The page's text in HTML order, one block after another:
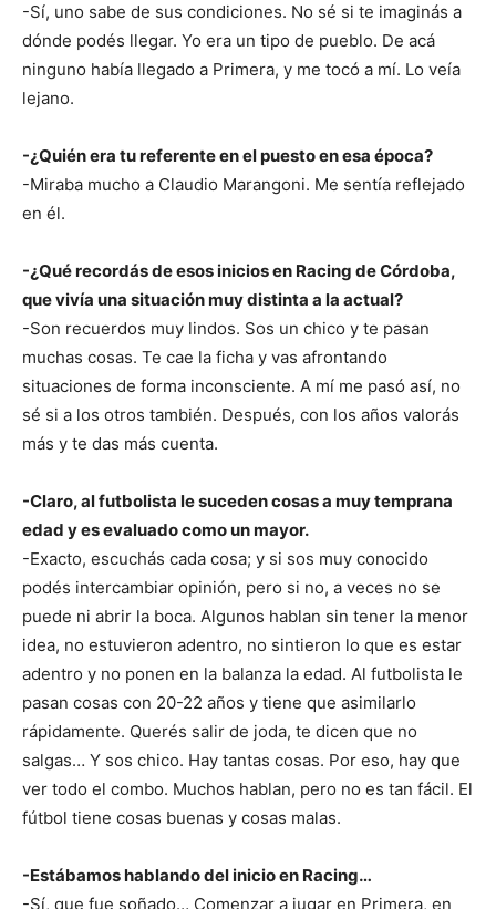
-Sí, uno sabe de sus condiciones. No sé si te imaginás a
dónde podés llegar. Yo era un tipo de pueblo. De acá
ninguno había llegado a Primera, y me tocó a mí. Lo veía
lejano.
-¿Quién era tu referente en el puesto en esa época?
-Miraba mucho a Claudio Marangoni. Me sentía reflejado
en él.
-¿Qué recordás de esos inicios en Racing de Córdoba,
que vivía una situación muy distinta a la actual?
-Son recuerdos muy lindos. Sos un chico y te pasan
muchas cosas. Te cae la ficha y vas afrontando
situaciones de forma inconsciente. A mí me pasó así, no
sé si a los otros también. Después, con los años valorás
más y te das más cuenta.
-Claro, al futbolista le suceden cosas a muy temprana
edad y es evaluado como un mayor.
-Exacto, escuchás cada cosa; y si sos muy conocido
podés intercambiar opinión, pero si no, a veces no se
puede ni abrir la boca. Algunos hablan sin tener la menor
idea, no estuvieron adentro, no sintieron lo que es estar
adentro y no ponen en la balanza la edad. Al futbolista le
pasan cosas con 20-22 años y tiene que asimilarlo
rápidamente. Querés salir de joda, te dicen que no
salgas… Y sos chico. Hay tantas cosas. Por eso, hay que
ver todo el combo. Muchos hablan, pero no es tan fácil. El
fútbol tiene cosas buenas y cosas malas.
-Estábamos hablando del inicio en Racing…
-Sí, que fue soñado… Comenzar a jugar en Primera, en